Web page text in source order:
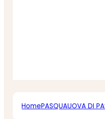
HomePASQUAUOVA DI